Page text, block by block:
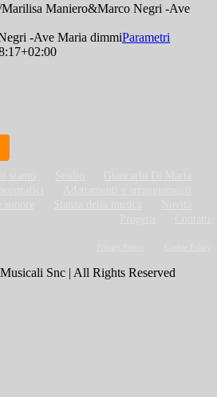
Marilisa Maniero&Marco Negri -Ave
-Ave Maria dimmiParametri
Snc | All Rights Reserved